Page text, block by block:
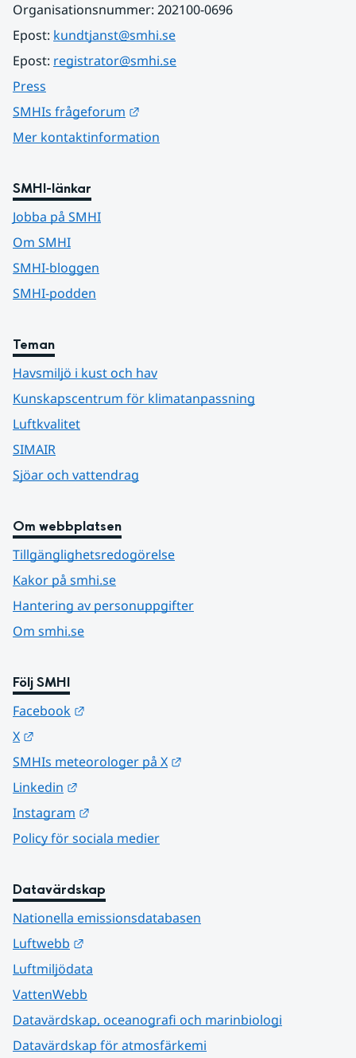
Organisationsnummer: 202100-0696
Epost: kundtjanst@smhi.se
Epost: registrator@smhi.se
Press
SMHIs frågeforum
Mer kontaktinformation
SMHI-länkar
Jobba på SMHI
Om SMHI
SMHI-bloggen
SMHI-podden
Teman
Havsmiljö i kust och hav
Kunskapscentrum för klimatanpassning
Luftkvalitet
SIMAIR
Sjöar och vattendrag
Om webbplatsen
Tillgänglighetsredogörelse
Kakor på smhi.se
Hantering av personuppgifter
Om smhi.se
Följ SMHI
Facebook
X
SMHIs meteorologer på X
Linkedin
Instagram
Policy för sociala medier
Datavärdskap
Nationella emissionsdatabasen
Luftwebb
Luftmiljödata
VattenWebb
Datavärdskap, oceanografi och marinbiologi
Datavärdskap för atmosfärkemi